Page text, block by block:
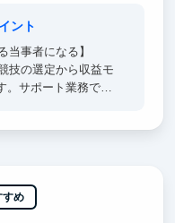
ント
当事者になる】
技の選定から収益モ
。サポート業務では
環境です。
すめ